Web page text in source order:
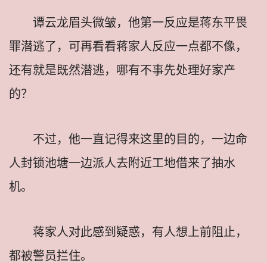
谭云龙眉头微皱，他第一反应是蒋东平畏
罪潜逃了，可再看看蒋家人反应一点都不像，
还有就是既然潜逃，哪有不事先处理好家产
的？
不过，他一直记得来这里的目的，一边命
人封锁池塘一边派人去附近工地借来了抽水
机。
蒋家人对此感到疑惑，有人想上前阻止，
都被警员拦住。